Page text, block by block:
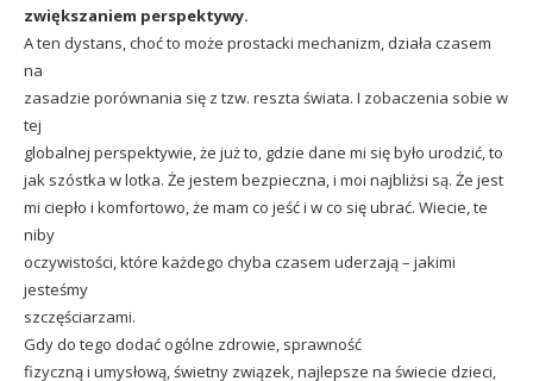
zwiększaniem perspektywy.
A ten dystans, choć to może prostacki mechanizm, działa czasem
na
zasadzie porównania się z tzw. reszta świata. I zobaczenia sobie w
tej
globalnej perspektywie, że już to, gdzie dane mi się było urodzić, to
jak szóstka w lotka. Że jestem bezpieczna, i moi najbliżsi są. Że jest
mi ciepło i komfortowo, że mam co jeść i w co się ubrać. Wiecie, te
niby
oczywistości, które każdego chyba czasem uderzają – jakimi
jesteśmy
szczęściarzami.
Gdy do tego dodać ogólne zdrowie, sprawność
fizyczną i umysłową, świetny związek, najlepsze na świecie dzieci,